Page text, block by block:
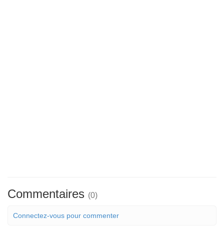
Commentaires (0)
Connectez-vous pour commenter